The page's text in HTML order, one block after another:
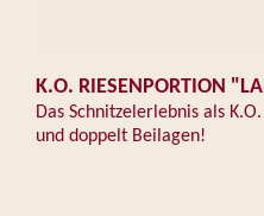
K.O. RIESENPORTION
Das Schnitzelerlebnis als
und doppelt Beilagen!